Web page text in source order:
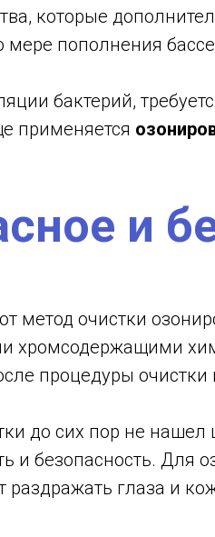
которые
мере пополнения
бактерий,
применяется
и
метод очистки
хромсодержащими
процедуры
до сих пор не
и безопасность. Для
раздражать глаза и